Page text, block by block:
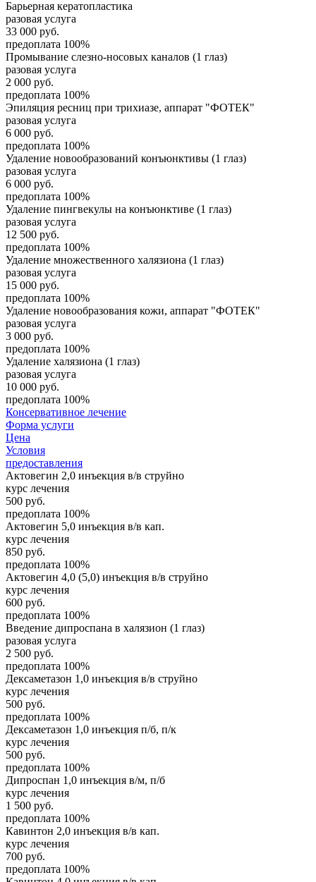
Барьерная кератопластика
разовая услуга
33 000 руб.
предоплата 100%
Промывание слезно-носовых каналов (1 глаз)
разовая услуга
2 000 руб.
предоплата 100%
Эпиляция ресниц при трихиазе, аппарат "ФОТЕК"
разовая услуга
6 000 руб.
предоплата 100%
Удаление новообразований конъюнктивы (1 глаз)
разовая услуга
6 000 руб.
предоплата 100%
Удаление пингвекулы на конъюнктиве (1 глаз)
разовая услуга
12 500 руб.
предоплата 100%
Удаление множественного халязиона (1 глаз)
разовая услуга
15 000 руб.
предоплата 100%
Удаление новообразования кожи, аппарат "ФОТЕК"
разовая услуга
3 000 руб.
предоплата 100%
Удаление халязиона (1 глаз)
разовая услуга
10 000 руб.
предоплата 100%
Консервативное лечение
Форма услуги
Цена
Условия
предоставления
Актовегин 2,0 инъекция в/в струйно
курс лечения
500 руб.
предоплата 100%
Актовегин 5,0 инъекция в/в кап.
курс лечения
850 руб.
предоплата 100%
Актовегин 4,0 (5,0) инъекция в/в струйно
курс лечения
600 руб.
предоплата 100%
Введение дипроспана в халязион (1 глаз)
разовая услуга
2 500 руб.
предоплата 100%
Дексаметазон 1,0 инъекция в/в струйно
курс лечения
500 руб.
предоплата 100%
Дексаметазон 1,0 инъекция п/б, п/к
курс лечения
500 руб.
предоплата 100%
Дипроспан 1,0 инъекция в/м, п/б
курс лечения
1 500 руб.
предоплата 100%
Кавинтон 2,0 инъекция в/в кап.
курс лечения
700 руб.
предоплата 100%